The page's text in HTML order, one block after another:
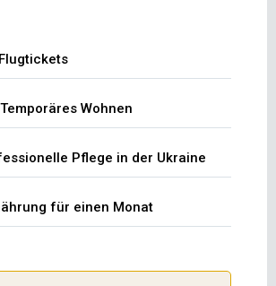
Wohnen
Pflege in der Ukraine
für einen Monat